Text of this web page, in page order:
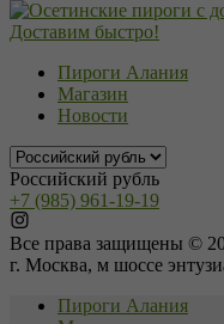
Пироги Алания
Магазин
Новости
Российский рубль
+7 (985) 961-19-19
Все права защищены ©
г. Москва, м шоссе
Пироги Алания